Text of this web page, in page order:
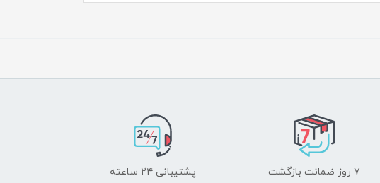
۷ روز ضمانت بازگشت پشتیبانی ۲۴ ساعته